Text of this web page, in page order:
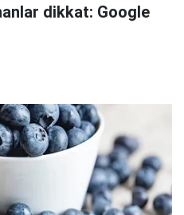
dikkat: Google